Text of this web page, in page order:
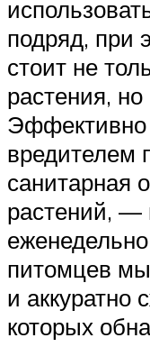
подряд, при
стоит не
растения,
Эффективно
вредителем
санитарная
растений, —
питомцев
и аккуратно
которых